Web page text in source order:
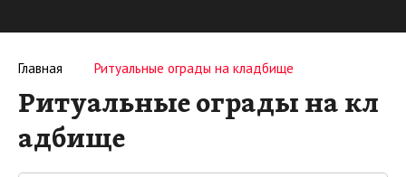
Главная Ритуальные ограды на кладбище
Ритуальные ограды на кл
адбище